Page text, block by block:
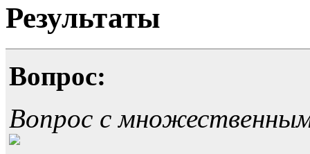
Результаты
Вопрос:
Вопрос с